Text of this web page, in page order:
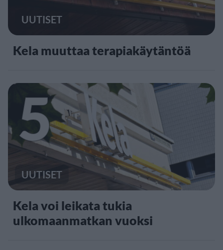
UUTISET
Kela muuttaa terapiakäytäntöä
5
UUTISET
Kela voi leikata tukia
ulkomaanmatkan vuoksi